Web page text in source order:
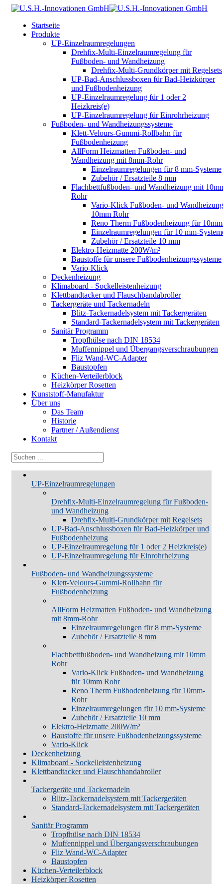
Startseite
Produkte
UP-Einzelraumregelungen
Drehfix-Multi-Einzelraumregelung für
Fußboden- und Wandheizung
Drehfix-Multi-Grundkörper mit Regelsets
UP-Bad-Anschlussboxen für Bad-Heizkörper
und Fußbodenheizung
UP-Einzelraumregelung für 1 oder 2
Heizkreis(e)
UP-Einzelraumregelung für Einrohrheizung
Fußboden- und Wandheizungssysteme
Klett-Velours-Gummi-Rollbahn für
Fußbodenheizung
AllForm Heizmatten Fußboden- und
Wandheizung mit 8mm-Rohr
Einzelraumregelungen für 8 mm-Systeme
Zubehör / Ersatzteile 8 mm
Flachbettfußboden- und Wandheizung mit
Rohr
Vario-Klick Fußboden- und
10mm Rohr
Reno Therm Fußbodenheizung für
Einzelraumregelungen für 10 mm-
Zubehör / Ersatzteile 10 mm
Elektro-Heizmatte 200W/m²
Baustoffe für unsere Fußbodenheizungssysteme
Vario-Klick
Deckenheizung
Klimaboard - Sockelleistenheizung
Klettbandtacker und Flauschbandabroller
Tackergeräte und Tackernadeln
Blitz-Tackernadelsystem mit Tackergeräten
Standard-Tackernadelsystem mit Tackergeräten
Sanitär Programm
Tropfhülse nach DIN 18534
Muffennippel und Übergangsverschraubungen
Fliz Wand-WC-Adapter
Baustopfen
Küchen-Verteilerblock
Heizkörper Rosetten
Kunststoff-Manufaktur
Über uns
Das Team
Historie
Partner / Außendienst
Kontakt
UP-Einzelraumregelungen
Drehfix-Multi-Einzelraumregelung für Fußboden-
und Wandheizung
Drehfix-Multi-Grundkörper mit Regelsets
UP-Bad-Anschlussboxen für Bad-Heizkörper und
Fußbodenheizung
UP-Einzelraumregelung für 1 oder 2 Heizkreis(e)
UP-Einzelraumregelung für Einrohrheizung
Fußboden- und Wandheizungssysteme
Klett-Velours-Gummi-Rollbahn für
Fußbodenheizung
AllForm Heizmatten Fußboden- und Wandheizung
mit 8mm-Rohr
Einzelraumregelungen für 8 mm-Systeme
Zubehör / Ersatzteile 8 mm
Flachbettfußboden- und Wandheizung mit 10mm
Rohr
Vario-Klick Fußboden- und Wandheizung
für 10mm Rohr
Reno Therm Fußbodenheizung für 10mm-
Rohr
Einzelraumregelungen für 10 mm-Systeme
Zubehör / Ersatzteile 10 mm
Elektro-Heizmatte 200W/m²
Baustoffe für unsere Fußbodenheizungssysteme
Vario-Klick
Deckenheizung
Klimaboard - Sockelleistenheizung
Klettbandtacker und Flauschbandabroller
Tackergeräte und Tackernadeln
Blitz-Tackernadelsystem mit Tackergeräten
Standard-Tackernadelsystem mit Tackergeräten
Sanitär Programm
Tropfhülse nach DIN 18534
Muffennippel und Übergangsverschraubungen
Fliz Wand-WC-Adapter
Baustopfen
Küchen-Verteilerblock
Heizkörper Rosetten